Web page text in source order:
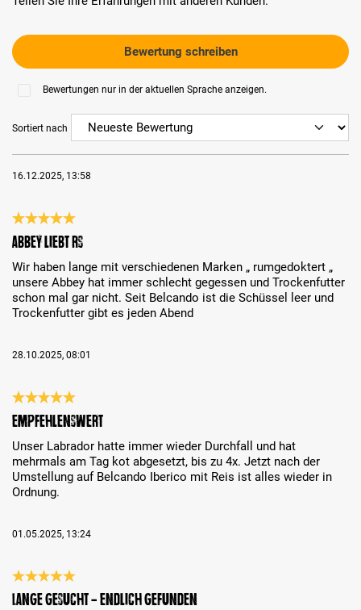
Bewertung schreiben
Bewertungen nur in der aktuellen Sprache anzeigen.
Sortiert nach
16.12.2025, 13:58
Bewertung mit 5 von 5 Sternen
Abbey liebt rs
Wir haben lange mit verschiedenen Marken „ rumgedoktert „
unsere Abbey hat immer schlecht gegessen und Trockenfutter
schon mal gar nicht. Seit Belcando ist die Schüssel leer und
Trockenfutter gibt es jeden Abend
28.10.2025, 08:01
Bewertung mit 5 von 5 Sternen
Empfehlenswert
Unser Labrador hatte immer wieder Durchfall und hat
mehrmals am Tag kot abgesetzt, bis zu 4x. Jetzt nach der
Umstellung auf Belcando Iberico mit Reis ist alles wieder in
Ordnung.
01.05.2025, 13:24
Bewertung mit 5 von 5 Sternen
Lange gesucht - endlich gefunden